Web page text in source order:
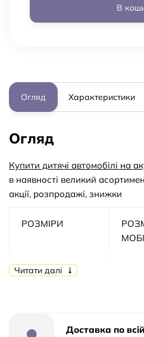
В
Огляд Характеристики
Огляд
Купити дитячі автомобілі на
в наявності великий
акції, розпродажі, знижки
РОЗМІРИ
Читати далі
Доставка по